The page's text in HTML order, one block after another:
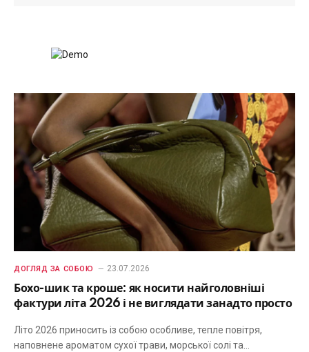
ДОГЛЯД ЗА СОБОЮ 23.07.2026
Бохо-шик та кроше: як носити найголовніші
фактури літа 2026 і не виглядати занадто просто
Літо 2026 приносить із собою особливе, тепле повітря,
наповнене ароматом сухої трави, морської солі та…